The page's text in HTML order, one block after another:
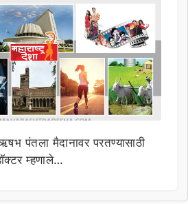
पंतला मैदानावर परतण्यासाठी
म्हणाले…